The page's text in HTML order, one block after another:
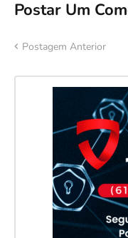
Postar Um
Postagem Anterior